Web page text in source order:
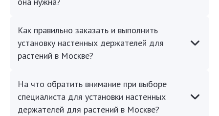
Как правильно заказать и выполнить
установку настенных держателей для
растений в Москве?
На что обратить внимание при выборе
специалиста для установки настенных
держателей для растений в Москве?